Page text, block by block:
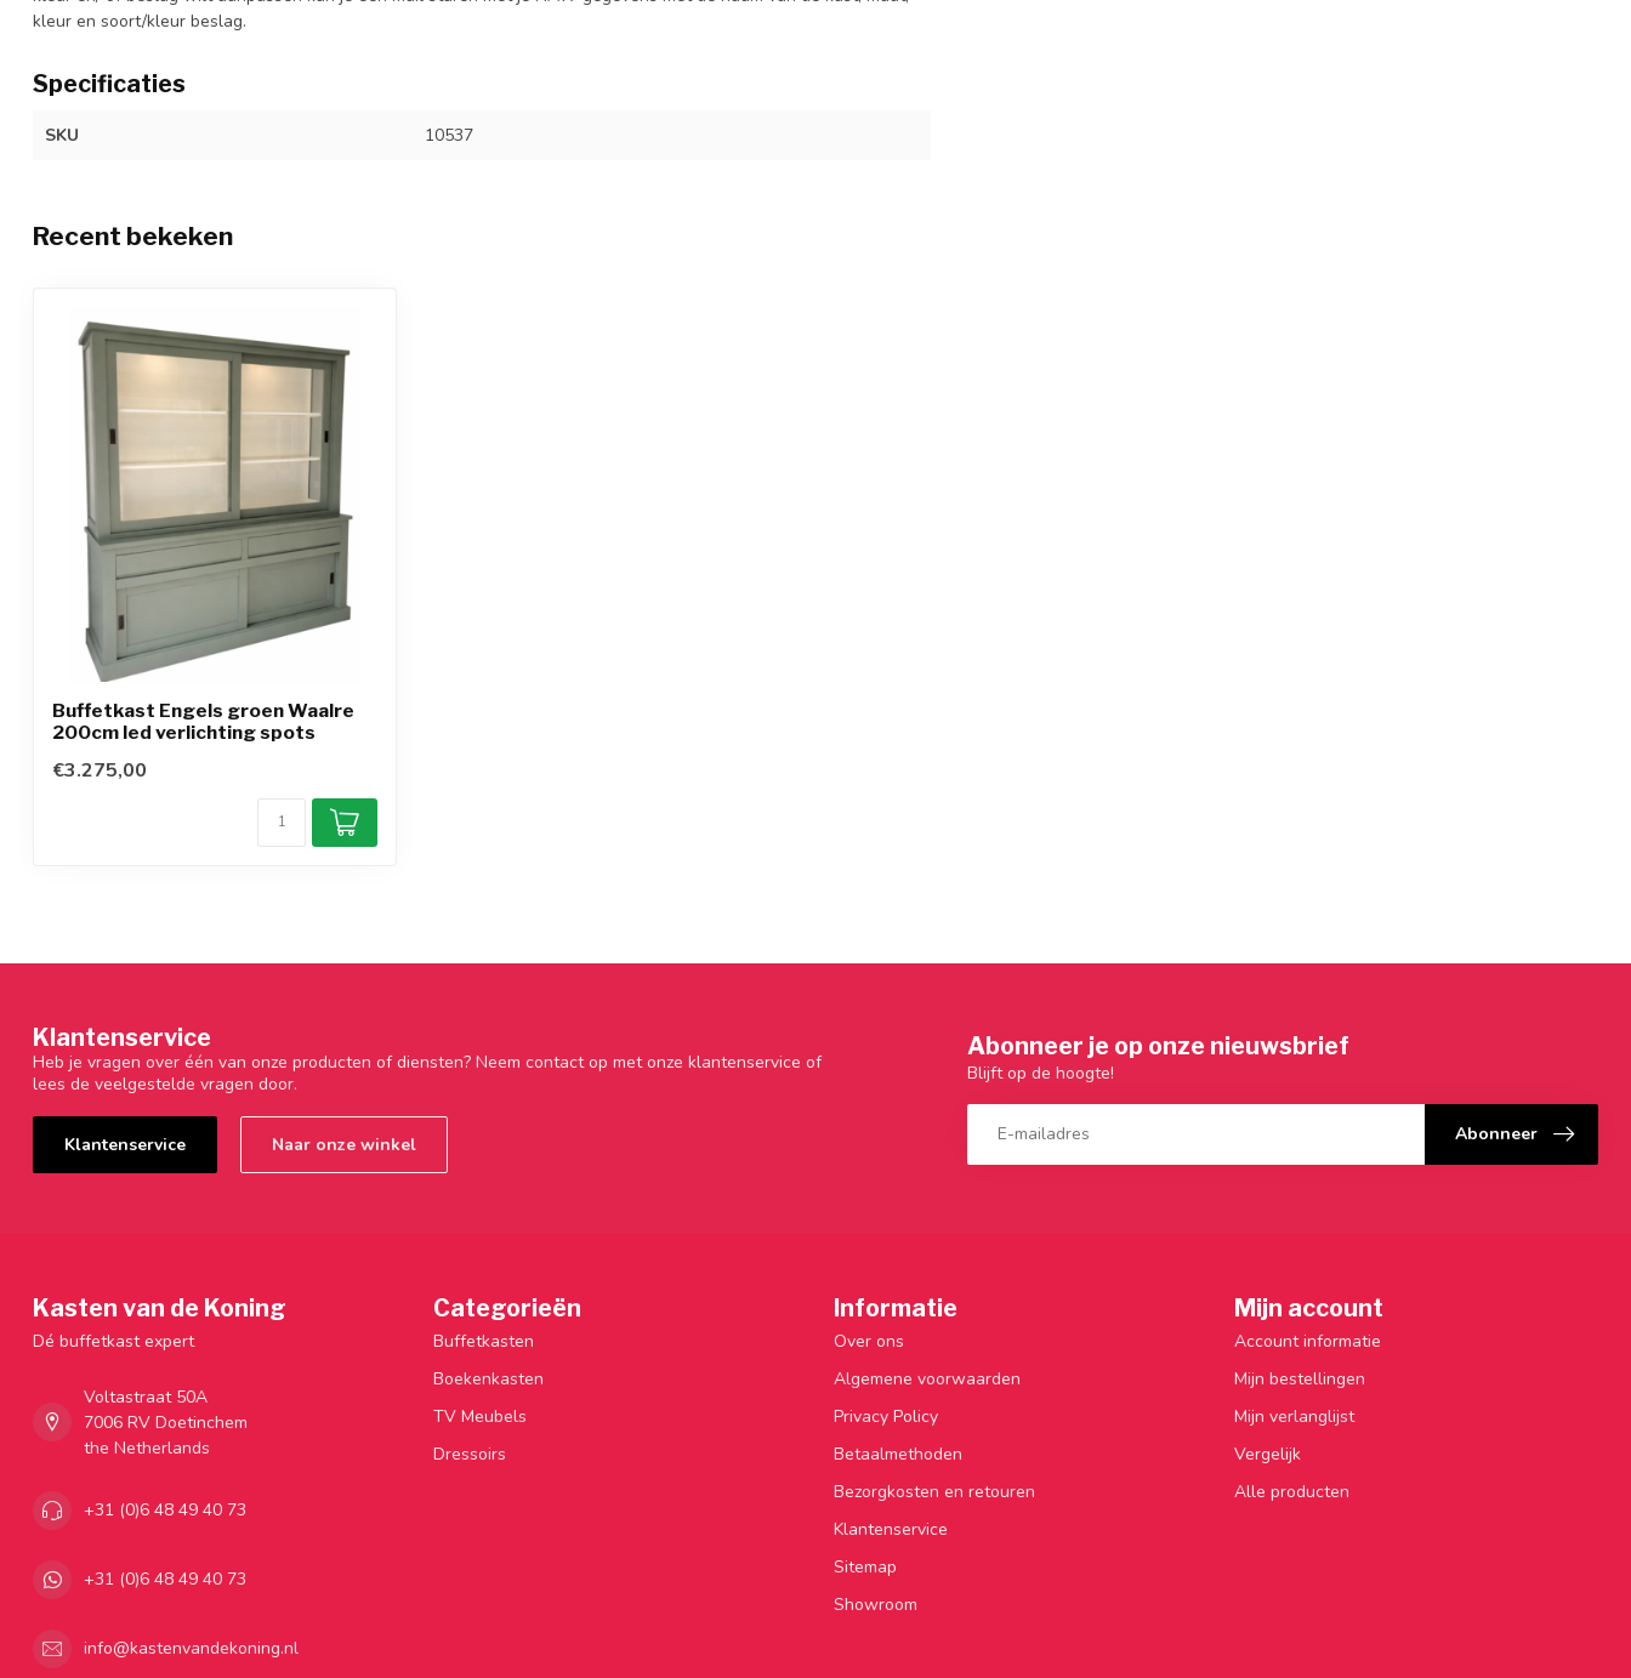
kleur en soort/kleur beslag.
Specificaties
SKU 10537
Recent bekeken
Buffetkast Engels groen Waalre
200cm led verlichting spots
€3.275,00
Klantenservice
Heb je vragen over één van onze producten of diensten? Neem contact op met onze klantenservice of
lees de veelgestelde vragen door.
Klantenservice Naar onze winkel
Abonneer je op onze nieuwsbrief
Blijft op de hoogte!
Abonneer
Kasten van de Koning
Dé buffetkast expert
Voltastraat 50A
7006 RV Doetinchem
the Netherlands
+31 (0)6 48 49 40 73
+31 (0)6 48 49 40 73
info@kastenvandekoning.nl
Categorieën
Buffetkasten
Boekenkasten
TV Meubels
Dressoirs
Informatie
Over ons
Algemene voorwaarden
Privacy Policy
Betaalmethoden
Bezorgkosten en retouren
Klantenservice
Sitemap
Showroom
Mijn account
Account informatie
Mijn bestellingen
Mijn verlanglijst
Vergelijk
Alle producten